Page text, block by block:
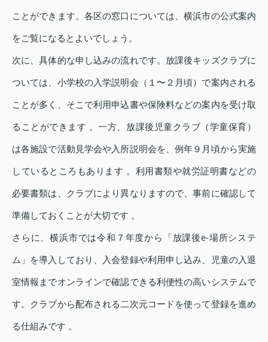
ことができます。各区の窓口については、横浜市の公式案内
をご覧になるとよいでしょう。
次に、具体的な申し込みの流れです。放課後キッズクラブに
ついては、小学校の入学説明会（１〜２月頃）で案内される
ことが多く、そこで利用申込書や保険料などの案内を受け取
ることができます 。一方、放課後児童クラブ（学童保育）
は各施設で活動見学会や入所説明会を、例年９月頃から実施
しているところもあります 。利用書類や就労証明書などの
必要書類は、クラブにより異なりますので、事前に確認して
準備しておくことが大切です 。
さらに、横浜市では令和７年度から「放課後e‑場所システ
ム」を導入しており、入会登録や利用申し込み、児童の入退
室情報までオンラインで確認できる利便性の高いシステムで
す。クラブから配布される二次元コードを使って登録を進め
る仕組みです 。